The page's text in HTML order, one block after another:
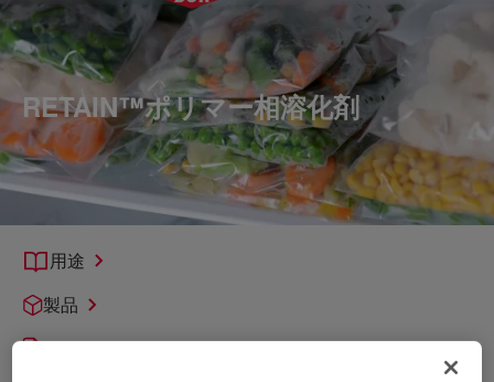
RETAIN™ポリマー相溶化剤
用途
製品
各種サポート